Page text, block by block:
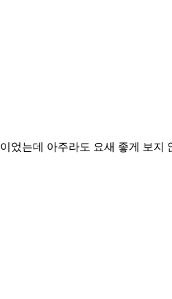
었는데 아주라도 요새 좋게 보